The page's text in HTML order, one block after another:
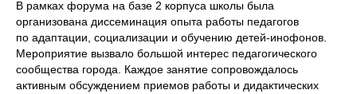
В рамках форума на базе 2 корпуса школы была
организована диссеминация опыта работы педагогов
по адаптации, социализации и обучению детей-инофонов.
Мероприятие вызвало большой интерес педагогического
сообщества города. Каждое занятие сопровождалось
активным обсуждением приемов работы и дидактических